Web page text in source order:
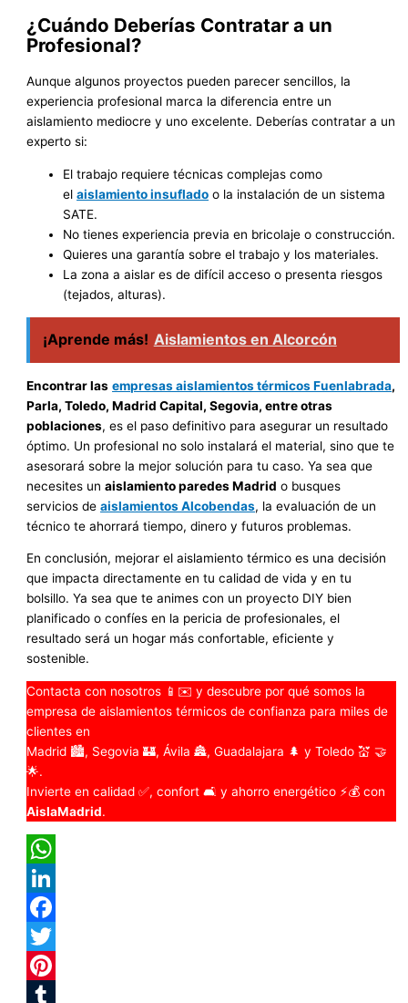
¿Cuándo Deberías Contratar a un
Profesional?
Aunque algunos proyectos pueden parecer sencillos, la
experiencia profesional marca la diferencia entre un
aislamiento mediocre y uno excelente. Deberías contratar a un
experto si:
El trabajo requiere técnicas complejas como
elaislamiento insuflado o la instalación de un sistema
SATE.
No tienes experiencia previa en bricolaje o construcción.
Quieres una garantía sobre el trabajo y los materiales.
La zona a aislar es de difícil acceso o presenta riesgos
(tejados, alturas).
¡Aprende más! Aislamientos en Alcorcón
Encontrar las empresas aislamientos térmicos Fuenlabrada,
Parla, Toledo, Madrid Capital, Segovia, entre otras
poblaciones, es el paso definitivo para asegurar un resultado
óptimo. Un profesional no solo instalará el material, sino que te
asesorará sobre la mejor solución para tu caso. Ya sea que
necesites unaislamiento paredes Madrid o busques
servicios deaislamientos Alcobendas, la evaluación de un
técnico te ahorrará tiempo, dinero y futuros problemas.
En conclusión, mejorar el aislamiento térmico es una decisión
que impacta directamente en tu calidad de vida y en tu
bolsillo. Ya sea que te animes con un proyecto DIY bien
planificado o confíes en la pericia de profesionales, el
resultado será un hogar más confortable, eficiente y
sostenible.
Contacta con nosotros 📱✉️ y descubre por qué somos la
empresa de aislamientos térmicos de confianza para miles de
clientes en
Madrid 🏙️, Segovia 🏰, Ávila 🏯, Guadalajara 🌲 y Toledo 💒 🤝
🌟.
Invierte en calidad ✅, confort 🛋️ y ahorro energético ⚡💰 con
AislaMadrid.
WhatsApp
LinkedIn
Facebook
Twitter
Pinterest